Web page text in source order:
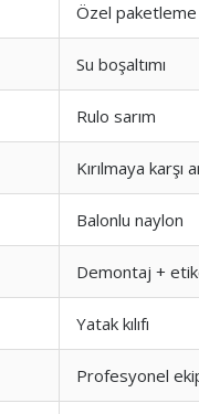
Özel paketleme
Su boşaltımı
Rulo sarım
Kırılmaya karşı
Balonlu naylon
Demontaj +
Yatak kılıfı
Profesyonel